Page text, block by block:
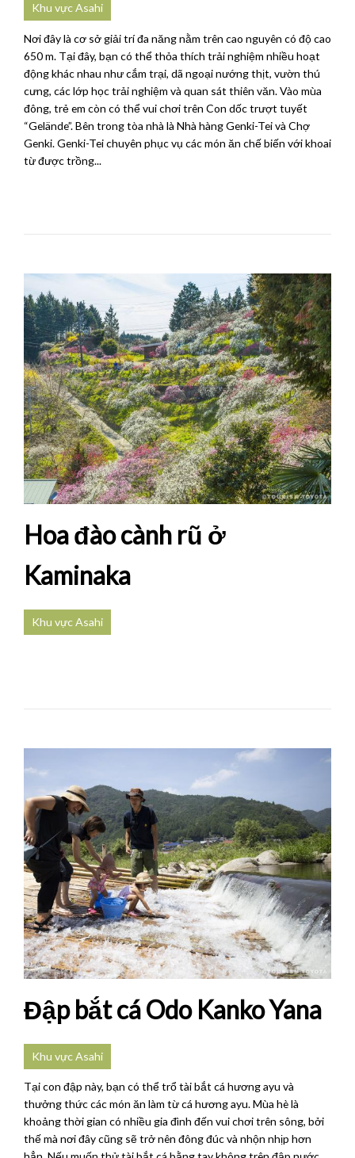
Khu vực Asahi
Nơi đây là cơ sở giải trí đa năng nằm trên cao nguyên có độ cao
650 m. Tại đây, bạn có thể thỏa thích trải nghiệm nhiều hoạt
động khác nhau như cắm trại, dã ngoại nướng thịt, vườn thú
cưng, các lớp học trải nghiệm và quan sát thiên văn. Vào mùa
đông, trẻ em còn có thể vui chơi trên Con dốc trượt tuyết
“Gelände”. Bên trong tòa nhà là Nhà hàng Genki-Tei và Chợ
Genki. Genki-Tei chuyên phục vụ các món ăn chế biến với khoai
từ được trồng...
Hoa đào cành rũ ở
Kaminaka
Khu vực Asahi
Đập bắt cá Odo Kanko Yana
Khu vực Asahi
Tại con đập này, bạn có thể trổ tài bắt cá hương ayu và
thưởng thức các món ăn làm từ cá hương ayu. Mùa hè là
khoảng thời gian có nhiều gia đình đến vui chơi trên sông, bởi
thế mà nơi đây cũng sẽ trở nên đông đúc và nhộn nhịp hơn